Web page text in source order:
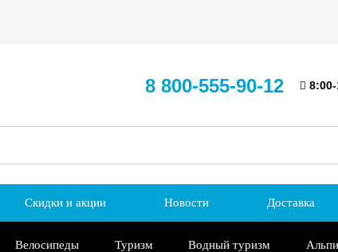
8 800-555-90-12
Скидки и акции Новости Доставка
Велосипеды Туризм Водный туризм